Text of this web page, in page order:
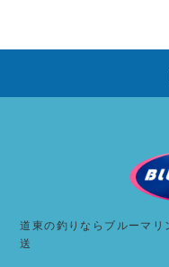
道東の釣りならブルーマ
送